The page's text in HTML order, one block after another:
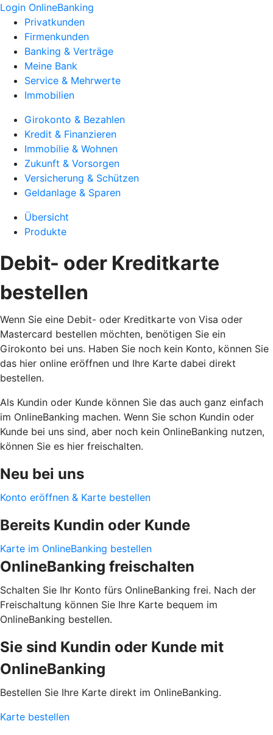
Login OnlineBanking
Privatkunden
Firmenkunden
Banking & Verträge
Meine Bank
Service & Mehrwerte
Immobilien
Girokonto & Bezahlen
Kredit & Finanzieren
Immobilie & Wohnen
Zukunft & Vorsorgen
Versicherung & Schützen
Geldanlage & Sparen
Übersicht
Produkte
Debit- oder Kreditkarte
bestellen
Wenn Sie eine Debit- oder Kreditkarte von Visa oder
Mastercard bestellen möchten, benötigen Sie ein
Girokonto bei uns. Haben Sie noch kein Konto, können Sie
das hier online eröffnen und Ihre Karte dabei direkt
bestellen.
Als Kundin oder Kunde können Sie das auch ganz einfach
im OnlineBanking machen. Wenn Sie schon Kundin oder
Kunde bei uns sind, aber noch kein OnlineBanking nutzen,
können Sie es hier freischalten.
Neu bei uns
Konto eröffnen & Karte bestellen
Bereits Kundin oder Kunde
Karte im OnlineBanking bestellen
OnlineBanking freischalten
Schalten Sie Ihr Konto fürs OnlineBanking frei. Nach der
Freischaltung können Sie Ihre Karte bequem im
OnlineBanking bestellen.
Sie sind Kundin oder Kunde mit
OnlineBanking
Bestellen Sie Ihre Karte direkt im OnlineBanking.
Karte bestellen